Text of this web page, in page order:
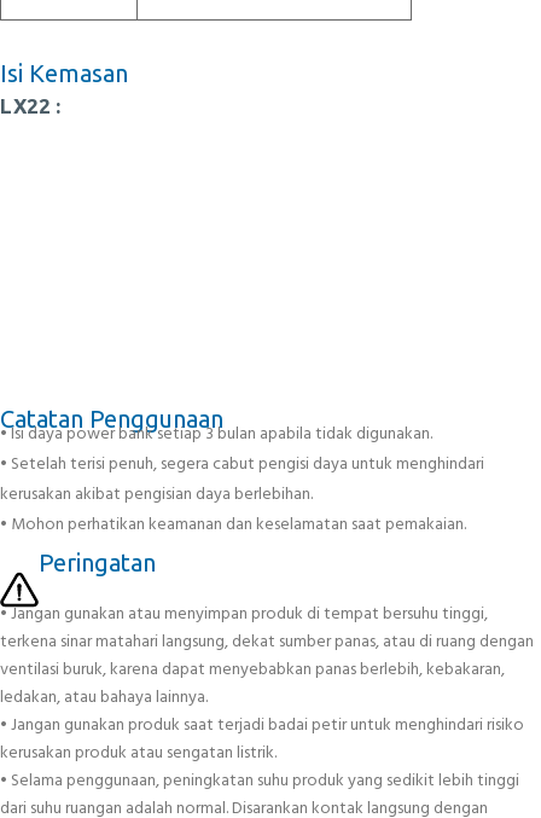
Isi Kemasan
LX22 :
Catatan Penggunaan
• Isi daya power bank setiap 3 bulan apabila tidak digunakan.
• Setelah terisi penuh, segera cabut pengisi daya untuk menghindari
kerusakan akibat pengisian daya berlebihan.
• Mohon perhatikan keamanan dan keselamatan saat pemakaian.
Peringatan
• Jangan gunakan atau menyimpan produk di tempat bersuhu tinggi,
terkena sinar matahari langsung, dekat sumber panas, atau di ruang dengan
ventilasi buruk, karena dapat menyebabkan panas berlebih, kebakaran,
ledakan, atau bahaya lainnya.
• Jangan gunakan produk saat terjadi badai petir untuk menghindari risiko
kerusakan produk atau sengatan listrik.
• Selama penggunaan, peningkatan suhu produk yang sedikit lebih tinggi
dari suhu ruangan adalah normal. Disarankan kontak langsung dengan